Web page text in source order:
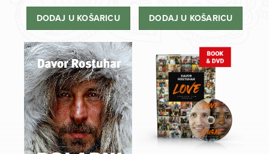
DODAJ U KOŠARICU DODAJ U KOŠARICU